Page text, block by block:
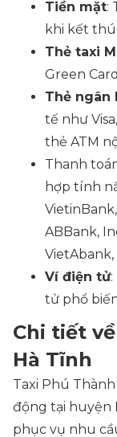
Tiền mặt:
khi kết
Thẻ taxi
Green
Thẻ ngân
tế như
thẻ ATM
Thanh
hợp tính
ABBank,
VietAbank,
Ví điện tử:
tử phổ
Chi tiết
Hà Tĩnh
Taxi Phú
động tại huyện
phục vụ nhu